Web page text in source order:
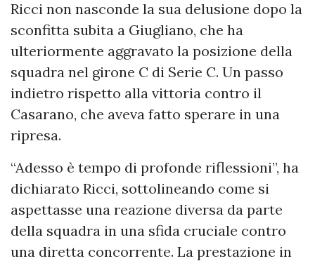
Ricci non nasconde la sua delusione dopo la
sconfitta subita a Giugliano, che ha
ulteriormente aggravato la posizione della
squadra nel girone C di Serie C. Un passo
indietro rispetto alla vittoria contro il
Casarano, che aveva fatto sperare in una
ripresa.
“Adesso è tempo di profonde riflessioni”, ha
dichiarato Ricci, sottolineando come si
aspettasse una reazione diversa da parte
della squadra in una sfida cruciale contro
una diretta concorrente. La prestazione in